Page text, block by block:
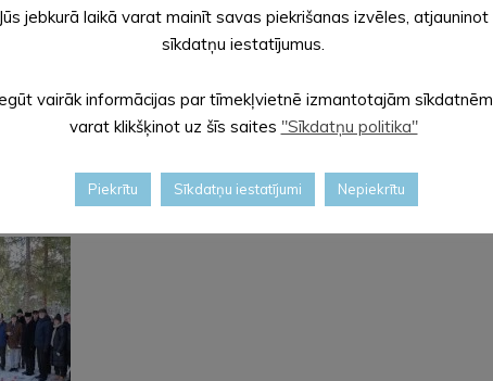
jebkurā laikā varat mainīt savas piekrišanas izvēles, atjauninot
sīkdatņu iestatījumus.
vairāk informācijas par tīmekļvietnē izmantotajām sīkdatnēm
varat klikšķinot uz šīs saites "Sīkdatņu politika"
Piekrītu Sīkdatņu iestatījumi Nepiekrītu